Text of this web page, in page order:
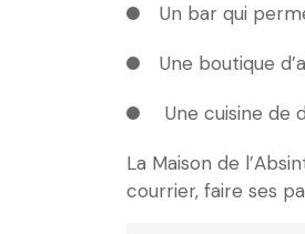
Un bar qui
Une boutique
Une cuisine de
La Maison de
courrier, faire ses